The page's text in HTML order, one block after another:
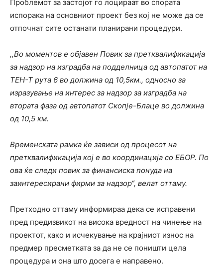
Проблемот за застојот го лоцираат во спората
испорака на основниот проект без кој не може да се
отпочнат сите останати планирани процедури.
,,Во моментов е објавен Повик за претквалификација
за надзор на изградба на подделница од автопатот на
ТЕН-Т рута 6 во должина од 10,5км., односно за
изразување на интерес за надзор за изградба на
втората фаза од автопатот Скопје-Блаце во должина
од 10,5 км.
Временската рамка ќе зависи од процесот на
претквалификација кој е во координација со ЕБОР. По
ова ќе следи повик за финансиска понуда на
заинтересирани фирми за надзор“, велат оттаму.
Претходно оттаму информираа дека се исправени
пред предизвикот на висока вредност на чинење на
проектот, како и исчекување на крајниот износ на
предмер пресметката за да не се поништи цела
процедура и она што досега е направено.